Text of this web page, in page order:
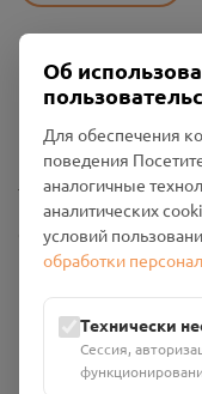
Пользовательское
Политика
Промо-материалы
Настройки cookies
Общество с
Проект Помним»
Юридический адрес:
Руднянский, г. Рудня,
Номер счёта:
Кор. счёт:
Об
Для обеспечения
поведения
аналогичные
аналитических
условий
обработки
Технически
Сессия,